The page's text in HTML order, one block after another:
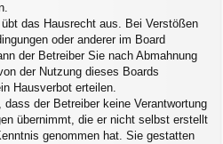
das Hausrecht aus. Bei Verstößen
oder anderer im Board
der Betreiber Sie nach Abmahnung
der Nutzung dieses Boards
Hausverbot erteilen.
der Betreiber keine Verantwortung
übernimmt, die er nicht selbst erstellt
genommen hat. Sie gestatten